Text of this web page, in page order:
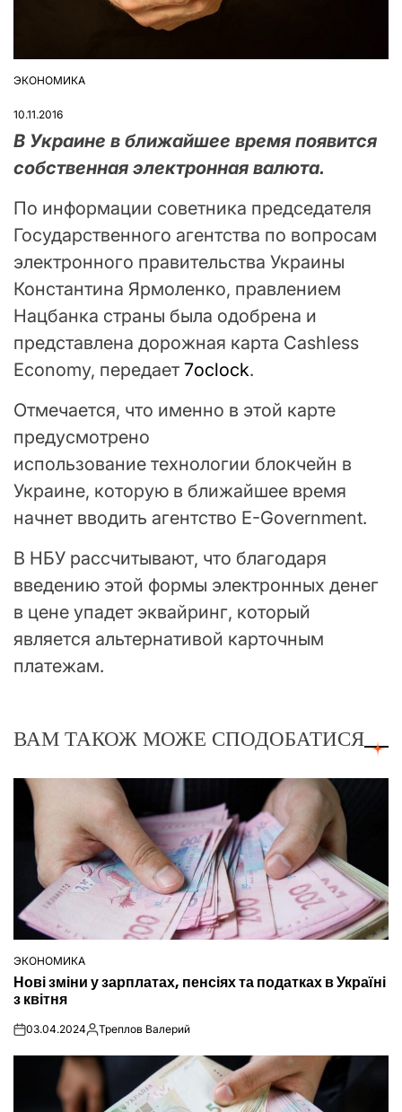
ОПУБЛІКУВАТИ
ЭКОНОМИКА
10.11.2016
В Украине в ближайшее время появится
собственная электронная валюта.
По информации советника председателя
Государственного агентства по вопросам
электронного правительства Украины
Константина Ярмоленко, правлением
Нацбанка страны была одобрена и
представлена дорожная карта Cashless
Economy, передает 7oclock.
Отмечается, что именно в этой карте
предусмотрено
использование технологии блокчейн в
Украине, которую в ближайшее время
начнет вводить агентство E-Government.
В НБУ рассчитывают, что благодаря
введению этой формы электронных денег
в цене упадет эквайринг, который
является альтернативой карточным
платежам.
ВАМ ТАКОЖ МОЖЕ СПОДОБАТИСЯ
ОПУБЛІКУВАТИ
У
ЭКОНОМИКА
Нові зміни у зарплатах, пенсіях та податках в Україні
з квітня
on03.04.2024Опубліковано
Треплов Валерий